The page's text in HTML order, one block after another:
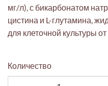
мг/л), с бикарбонатом
цистина и L-глутамина,
для клеточной культуры
Количество